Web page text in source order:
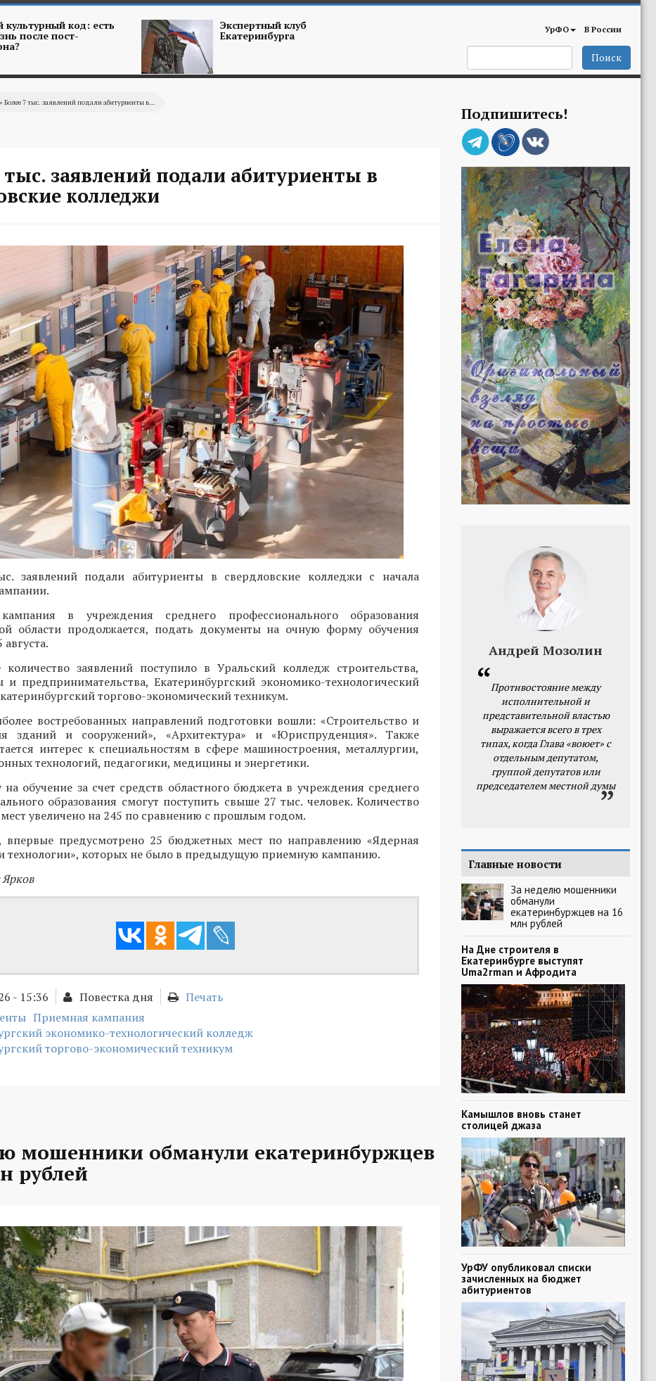
культурный код: есть
после пост-
Экспертный клуб
Екатеринбурга УрФО В России
Поиск
» Более 7 тыс. заявлений подали абитуриенты в...
тыс. заявлений подали абитуриенты в
колледжи
заявлений подали абитуриенты в свердловские колледжи с начала
в учреждения среднего профессионального образования
области продолжается, подать документы на очную форму обучения
количество заявлений поступило в Уральский колледж строительства,
и предпринимательства, Екатеринбургский экономико-технологический
торгово-экономический техникум.
востребованных направлений подготовки вошли: «Строительство и
зданий и сооружений», «Архитектура» и «Юриспруденция». Также
интерес к специальностям в сфере машиностроения, металлургии,
технологий, педагогики, медицины и энергетики.
обучение за счет средств областного бюджета в учреждения среднего
образования смогут поступить свыше 27 тыс. человек. Количество
увеличено на 245 по сравнению с прошлым годом.
впервые предусмотрено 25 бюджетных мест по направлению «Ядерная
технологии», которых не было в предыдущую приемную кампанию.
- 15:36 Повестка дня
Печать
Приемная кампания
экономико-технологический колледж
торгово-экономический техникум
мошенники обманули екатеринбуржцев
рублей
Подпишитесь!
Андрей Мозолин
Противостояние между
исполнительной и
представительной властью
выражается всего в трех
типах, когда Глава «воюет» с
отдельным депутатом,
группой депутатов или
председателем местной думы
Главные новости
За неделю мошенники
обманули
екатеринбуржцев на 16
млн рублей
На Дне строителя в
Екатеринбурге выступят
Uma2rman и Афродита
Камышлов вновь станет
столицей джаза
УрФУ опубликовал списки
зачисленных на бюджет
абитуриентов